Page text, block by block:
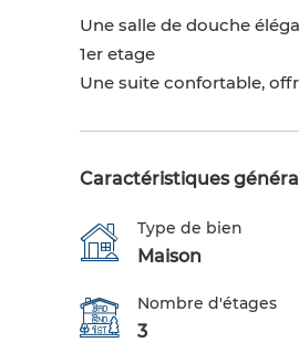
Une salle de douche
1er etage
Une suite confortable,
Caractéristiques
Type de bien
Maison
Nombre d'étages
3